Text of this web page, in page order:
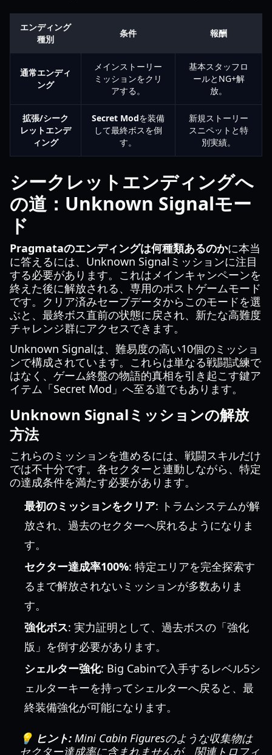
エンディング
種別
条件 報酬
通常エンディ
ング
メインストーリー
ミッションをクリ
アする。
基本スタッフロ
ールとNG+解
放。
拡張/シーク
レットエンデ
ィング
Secret Modを装備
して最終ボスを倒
す。
新規ストーリー
スニペットと特
別実績。
シークレットエンディングへ
の道：Unknown Signalモー
ド
Pragmataのエンディングは何種類あるのかに本当
に答えるには、Unknown Signalミッションに注目
する必要があります。これはメインキャンペーンを
終えた後に解放される、専用のポストゲームモード
です。クリア済みセーブデータからこのモードを選
ぶと、最終ボス直前の状態に戻され、新たな高難度
チャレンジ群にアクセスできます。
Unknown Signalは、難易度の高い10個のミッショ
ンで構成されています。これらは単なる戦闘試練で
はなく、ゲーム終盤の物語的真相を引き起こす鍵ア
イテム「Secret Mod」へ至る道でもあります。
Unknown Signalミッションの解放
方法
これらのミッションを進めるには、戦闘スキルだけ
では不十分です。各セクターと連動しながら、特定
の達成条件を満たす必要があります。
最初のミッションをクリア: トラムシステムが解
放され、過去のセクターへ戻れるようになりま
す。
セクター達成率100%: 特定エリアを完全探索す
るまで解放されないミッションが多数ありま
す。
強化ボス: 実力証明として、過去ボスの「強化
版」を倒す必要があります。
シェルター強化: Big Cabinで入手するレベル5シ
ェルターキーを持ってシェルターへ戻ると、最
終装備強化が可能になります。
💡 ヒント: Mini Cabin Figuresのような収集物は
セクター達成率に含まれませんが、関連トロフィ